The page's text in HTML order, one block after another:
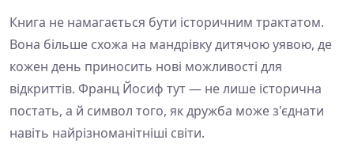
Книга не намагається бути історичним трактатом.
Вона більше схожа на мандрівку дитячою уявою, де
кожен день приносить нові можливості для
відкриттів. Франц Йосиф тут — не лише історична
постать, а й символ того, як дружба може з'єднати
навіть найрізноманітніші світи.